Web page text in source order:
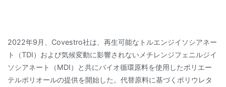
2022年9月、Covestro社は、再生可能なトルエンジイソシアネー
ト（TDI）および気候変動に影響されないメチレンジフェニルジイ
ソシアネート（MDI）と共にバイオ循環原料を使用したポリエー
テルポリオールの提供を開始した。代替原料に基づくポリウレタ